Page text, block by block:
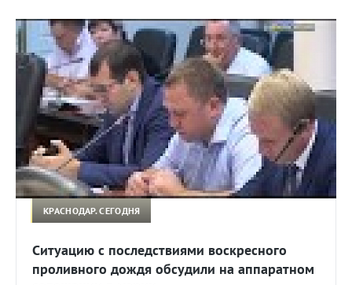
КРАСНОДАР. СЕГОДНЯ
Ситуацию с последствиями воскресного
проливного дождя обсудили на аппаратном